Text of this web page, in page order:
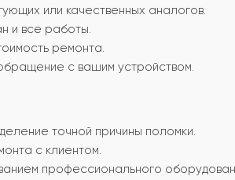
или качественных аналогов.
и все работы.
ремонта.
с вашим устройством.
точной причины поломки.
с клиентом.
профессионального